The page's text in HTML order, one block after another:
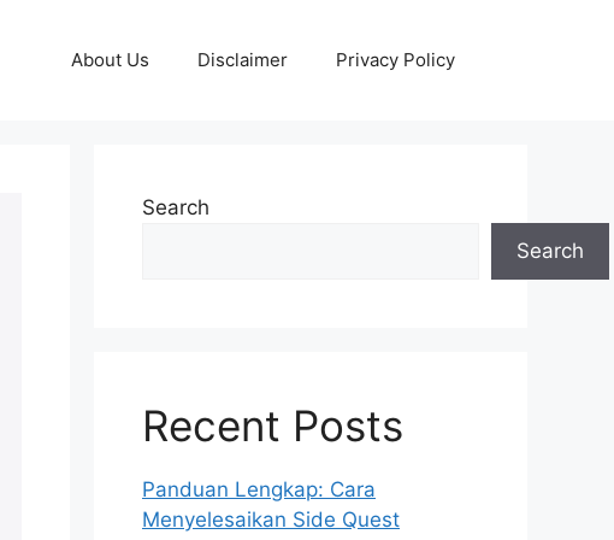
About Us Disclaimer Privacy Policy
Search
Search
Recent Posts
Panduan Lengkap: Cara
Menyelesaikan Side Quest